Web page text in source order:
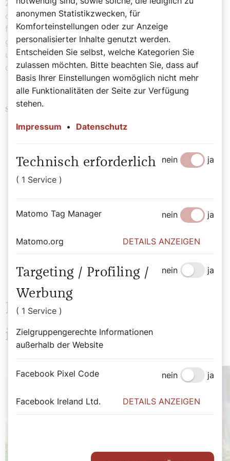
Zeitrahmen, in dem eine Generation aufwächst und in
dem wir zuerst erwachsen und dann älter wurden. Ich
freue mich wieder auf einen besonderen Sonntag und
gratuliere allen Priesterjubilaren sehr herzlich und bitte
um Verständnis, dass ich in diesem Leitartikel nicht auf
den Missstand der fehlenden Frauenweihe hinweise.
Schlagwörter
Autor:
Das könnte Sie auch
interessieren
anonymen Statistikzwecken, für
Komforteinstellungen oder zur Anzeige
personalisierter Inhalte genutzt werden.
Entscheiden Sie selbst, welche Kategorien Sie
zulassen möchten. Bitte beachten Sie, dass auf
Basis Ihrer Einstellungen womöglich nicht mehr
alle Funktionalitäten der Seite zur Verfügung
stehen.
Impressum • Datenschutz
Technisch erforderlich
( 1 Service )
nein ja
Matomo Tag Manager nein ja
Matomo.org DETAILS ANZEIGEN
Targeting / Profiling /
Werbung
( 1 Service )
Zielgruppengerechte Informationen
außerhalb der Website
nein ja
Facebook Pixel Code nein ja
Facebook Ireland Ltd. DETAILS ANZEIGEN